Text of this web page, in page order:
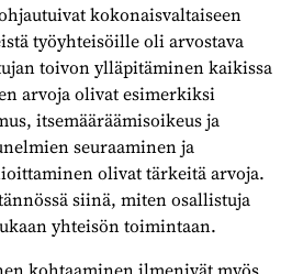
kokonaisvaltaiseen
työyhteisöille oli arvostava
toivon ylläpitäminen kaikissa
arvoja olivat esimerkiksi
itsemääräämisoikeus ja
seuraaminen ja
olivat tärkeitä arvoja.
siinä, miten osallistuja
yhteisön toimintaan.